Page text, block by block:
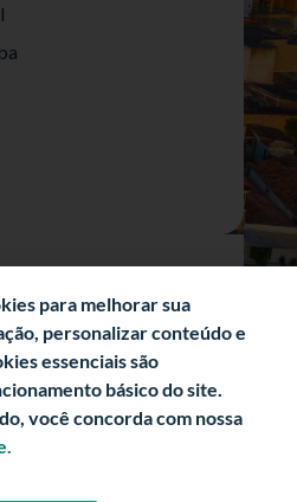
para melhorar sua
personalizar conteúdo e
essenciais são
básico do site.
você concorda com nossa